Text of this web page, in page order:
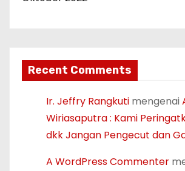
Recent Comments
Ir. Jeffry Rangkuti mengenai
Wiriasaputra : Kami
dkk Jangan Pengecut dan
A WordPress Commenter